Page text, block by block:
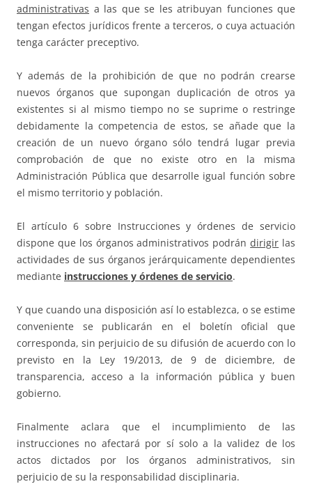
administrativas a las que se les atribuyan funciones que
tengan efectos jurídicos frente a terceros, o cuya actuación
tenga carácter preceptivo.
Y además de la prohibición de que no podrán crearse
nuevos órganos que supongan duplicación de otros ya
existentes si al mismo tiempo no se suprime o restringe
debidamente la competencia de estos, se añade que la
creación de un nuevo órgano sólo tendrá lugar previa
comprobación de que no existe otro en la misma
Administración Pública que desarrolle igual función sobre
el mismo territorio y población.
El artículo 6 sobre Instrucciones y órdenes de servicio
dispone que los órganos administrativos podrándirigir las
actividades de sus órganos jerárquicamente dependientes
mediante instrucciones y órdenes de servicio.
Y que cuando una disposición así lo establezca, o se estime
conveniente se publicarán en el boletín oficial que
corresponda, sin perjuicio de su difusión de acuerdo con lo
previsto en la Ley 19/2013, de 9 de diciembre, de
transparencia, acceso a la información pública y buen
gobierno.
Finalmente aclara que el incumplimiento de las
instrucciones no afectará por sí solo a la validez de los
actos dictados por los órganos administrativos, sin
perjuicio de su la responsabilidad disciplinaria.